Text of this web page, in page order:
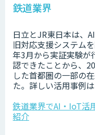
鉄道業界
日立とJR東日本は、
旧対応支援システム
年3月から実証実験が
認できたことから、
した首都圏の一部の
た。詳しい活用事例
鉄道業界でAI・IoT活
紹介